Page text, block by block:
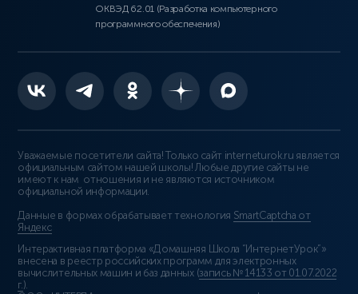
ОКВЭД 62.01 (Разработка компьютерного
программного обеспечения)
Уважаемые посетители сайта! Только сайт interneturok.ru является
официальным сайтом нашей школы! Любые другие сайты не
имеют к нам отношения и не являются источником
официальной информации.
Данные в формах обрабатывает технология SmartCaptcha от
Яндекс
Интерактивная платформа «Домашняя Школа “ИнтернетУрок”»
внесена в реестр российских программ для электронных
вычислительных машин и баз данных (запись № 14133 от 01.07.2022
г.).